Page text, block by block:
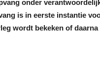
onder
is in eerste instantie
wordt bekeken of